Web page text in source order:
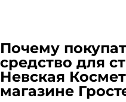
Почему
средство для
Невская
магазине